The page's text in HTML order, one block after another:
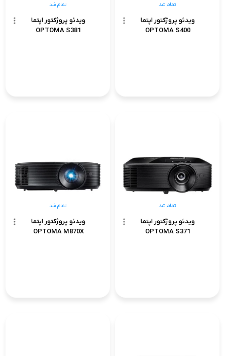
ویدئو پروژکتور اپتما
OPTOMA S400
تمام شد
ویدئو پروژکتور اپتما
OPTOMA S381
تمام شد
ویدئو پروژکتور اپتما
OPTOMA S371
تمام شد
ویدئو پروژکتور اپتما
OPTOMA M870X
تمام شد